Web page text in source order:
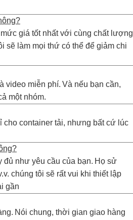
giá tốt nhất với cùng chất lượng
sẽ làm mọi thứ có thể để giảm chi
video miễn phí. Và nếu bạn cần,
một nhóm.
cho container tải, nhưng bất cứ lúc
đủ như yêu cầu của bạn. Họ sử
chúng tôi sẽ rất vui khi thiết lập
gần
Nói chung, thời gian giao hàng